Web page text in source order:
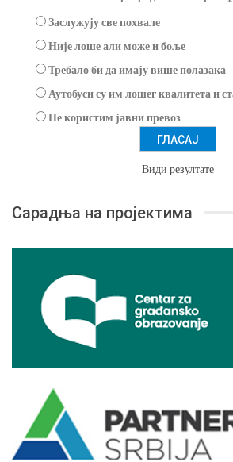
Заслужују све похвале
Није лоше али може и боље
Требало би да имају више полазака
Аутобуси су им лошег квалитета и
Не користим јавни превоз
Види резултате
Сарадња на пројектима